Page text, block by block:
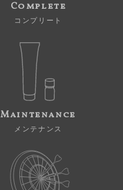
Complete
コンプリート
Maintenance
メンテナンス